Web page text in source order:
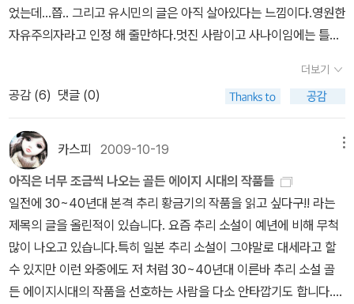
니깐요. -_-;;; (진맥을 받으면 체질에 맞게 가루로 만들어서 보내주더
군요. ) 저는 집에서 거의 밥을 안 먹지만 맛있는 거 드시는 게 생의
밖에서 드시죠 뭐. 집에선 편하게 편하게 무조건 편하게. 제가 서재에
다 대고 징징거렸을 때 많은 분들께서 위로해주시고 힘 북돋워주셨어
요. 여러분들 덕분에 엄마가 좋아지신 것 같아요. 감사합니다. ^^
찰물이 많이 소개되었으니 후에 모아서 이야기하도록 하고, 서양 경
(영국의 경찰조직)의 기데온은 아마 경찰, 경감소설을 통틀어 가장 높
은 위치에 있는 경찰이 아닐까 싶다. 기데온의 리더쉽, 기데온이 통솔
의 개인사에 대한 이야기도많이 나온다.87분서 ->마틴 벡 -> 기데온
의 순서로 초반에 버닝했더랬다. 어렵사리 미국 헌책방에서 몇작품
더 구해두었지만, 동서미스터리에서 이렇게 소개해준 것만으로도 감
지덕지해야할지도 ;;아날두르 인드리다손의 에를렌두르 시리즈이다.
러시아소설 못지 않은 생소하고 긴 이름 퍼레이드인 아이슬란드 소설
이다. 별로 안 팔렸을 것 같은데, 매니아들의 강추리스트에 늘 올라 있
는 작품이고, 영림 카디널에서 근성으로 3권이나 내 줬다! 에를렌두
르를 중심으로 형사들 이야기가 골고루 나오지만, '아이슬란드'라는
살인>코넬 울리치 <밤은 천 개의 눈을 가지고 있다>하드보일드로렌
스 블록 <무덤으로 향하다> 하라 료 <내가 죽인 소녀> 조지 펠레카
아있는 시체의 죽음>단편집한동진 <경성 탐정록>요코야마 히데오
사건집> 교고쿠 나츠히코 <항설백물어>비非 미스터리, 올해의 베스
트는 따로 후보작을 기술하지 않음.영예(?)의 최종 선정작과 선정의
오마라 <고양이 카페 > ★★★ 그냥 레퍼런스 정도 박민규 <죽은 왕
녀를 위한 파반느> ★★★ 한국작가들에게는 왠만해선 정붙이기가
아주 깜깜한 목판화 같은 느낌의 일러스트. 커피에 관한 책이라기보
다는 커피가 있는 책인데, 이게 뭐야 시시해..라는 에피소드들을 읽다
보면 어느새 빠져 있는 나를 발견할 수 있다. 움베르트 에코 <책으로
천년을 사는 법> ★★★★ '미네르바의 성냥갑'이 더 멋진 제목으로
새로 나옴. 에코 전집 책이 때타기 쉬운 표지, 프로이드 표지 욹어먹는
거 같음, 실물은 대략 맘에 안 든다. 종이질은 최고! 플러스 마이너스
'괜찮음'으로 수렴함. 스테판 메이어 <트와일라잇>, <뉴 문> ★★★
어떤 내용인가 했다.<지식e - 5> ★★★ 처음 읽은 지식e-5. 인터
뷰 모음집이라 전부가 다 좋을 수도 전부가 다 싫을 수도 없다. 다만,
전체적으로, 이 시리즈가 그간 왜 이렇게 인기가 많았을까. 의문이 들
긴 한다. 1-4는 좀 다른가? 김형경 <좋은 이별> ★★★★ 내 이야
을 먼저 읽어야 <시인의 계곡>을 읽을 수 있는데 말이다ㅠ 솔직히 이
시리즈를 읽는 사람들이 이해가 안되었는데, 영화를 보고 나서 나도
모르게 항상 궁금해하고 있다는ㅠ 곧 <뉴문>도 개봉된다고 하니 흣.
근데 <트와일라잇>을 읽다가 영화와 똑같은 전개에 식상하여 멈칫하
가가 형사 시리즈는 왠지 궁금하기도 하고 <둘 중 누군가 그녀를 죽
였다>와 <내가 그를 죽였다>는 끌리기도 해서 중고샵에서 얼른 구
매!화제의 책 <사우스 브로드>는 순전히 알라딘 서재를 돌아다니다
가 어느 분 페이퍼를 읽고 충동 구매. <유대인 경찰연합> 역시, <피
츠버그의 마지막 여름>을 읽고 사지 않으리라 했었는데 중고샵에 나
온 것을 보고 얼른 구매.그리고, 아직 오지 않아 기다리는 책이..<그리
고 지금 사고 싶은책>응? 막상 정리하고 보니 사고 싶은 책은 몇 권
없네? 하하, 다음 달에는 괜찮은 책이 좀 덜 출간되기를.
었는데...쯥.. 그리고 유시민의 글은 아직 살아있다는 느낌이다.영원한
자유주의자라고 인정 해 줄만하다.멋진 사람이고 사나이임에는 틀림
하듯이 밉상임에는 틀림 없지만...ㅎㅎㅎ또 하나 [밤은 천개의 눈을
가지고 있다]아직 안 읽어 본 분 있으면 한번 읽어 보시기를...미국 느
와르라나 뭐라나... 굿! 한표 던진다.그리고 지금 읽고 있는책[사우스
브로드]는 지그 막 일고 있는데 진도가 좀 나가는 편이다.골치덩이
[콜디스트윈더],[역사와계급의식] 이 두놈은 어떻게 할까 고민이다.
안 읽기엔 아깝고 읽자니 진도가 너무 더디고.....이가을이 다가기전에
마무리 지어야 할텐데....
더보기
공감 (6) 댓글 (0)
카스피 2009-10-19
아직은 너무 조금씩 나오는 골든 에이지 시대의 작품들
일전에 30~40년대 본격 추리 황금기의 작품을 읽고 싶다구!! 라는
제목의 글을 올린적이 있습니다. 요즘 추리 소설이 예년에 비해 무척
많이 나오고 있습니다.특히 일본 추리 소설이 그야말로 대세라고 할
수 있지만 이런 와중에도 저 처럼 30~40년대 이른바 추리 소설 골
든 에이지시대의 작품을 선호하는 사람을 다소 안타깝기도 합니다.